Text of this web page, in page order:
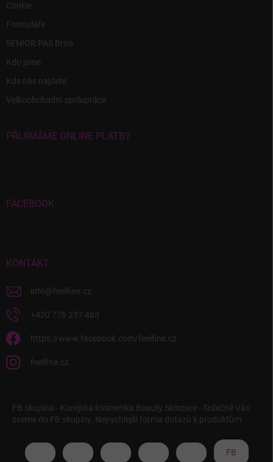
Cookie
Formuláře
SENIOR PAS Brno
Kdo jsme
Kde nás najdete
Velkoobchodní spolupráce
PŘIJÍMÁME ONLINE PLATBY
FACEBOOK
KONTAKT
info@feelfine.cz
+420 776 237 463
https://www.facebook.com/feelfine.cz
feelfine.cz
FB skupina - Korejská kosmetika Beauty Skincare - Srdečně Vás
zveme do FB skupiny. Nejrychlejší forma dotazů k produktům.
FB